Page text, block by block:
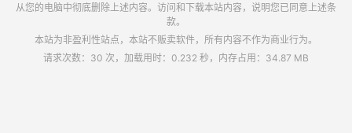
从您的电脑中彻底删除上述内容。访问和下载本站内容，说明您已同意上述条
款。
本站为非盈利性站点，本站不贩卖软件，所有内容不作为商业行为。
请求次数：30 次，加载用时：0.232 秒，内存占用：34.87 MB